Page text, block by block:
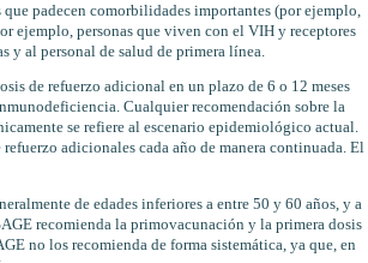
padecen comorbilidades importantes (por ejemplo,
ejemplo, personas que viven con el VIH y receptores
y al personal de salud de primera línea.
de refuerzo adicional en un plazo de 6 o 12 meses
Cualquier recomendación sobre la
se refiere al escenario epidemiológico actual.
adicionales cada año de manera continuada. El
de edades inferiores a entre 50 y 60 años, y a
recomienda la primovacunación y la primera dosis
no los recomienda de forma sistemática, ya que, en